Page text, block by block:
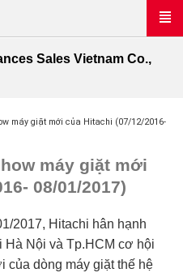
Sales Vietnam Co.,
máy giặt mới của Hitachi (07/12/2016-
máy giặt mới
08/01/2017)
2017, Hitachi hân hạnh
Nội và Tp.HCM cơ hội
của dòng máy giặt thế hệ